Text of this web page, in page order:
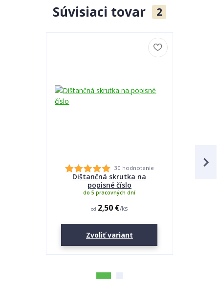
Súvisiaci tovar 2
30 hodnotenie
Dištančná skrutka na
popisné číslo
od 2,50 €/ks
do 5 pracovných dní
Zvoliť variant